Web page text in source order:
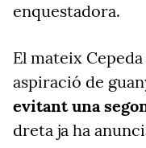
enquestadora.
El mateix
aspiració de
evitant una
dreta ja ha